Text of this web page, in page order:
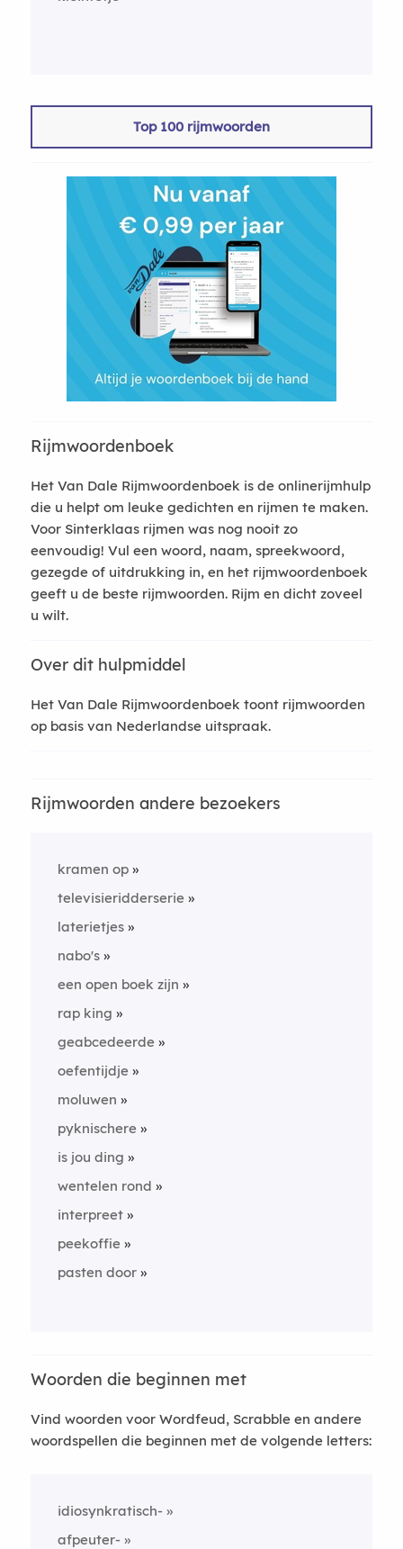
Top 100 rijmwoorden
Rijmwoordenboek
Het Van Dale Rijmwoordenboek is de onlinerijmhulp
die u helpt om leuke gedichten en rijmen te maken.
Voor Sinterklaas rijmen was nog nooit zo
eenvoudig! Vul een woord, naam, spreekwoord,
gezegde of uitdrukking in, en het rijmwoordenboek
geeft u de beste rijmwoorden. Rijm en dicht zoveel
u wilt.
Over dit hulpmiddel
Het Van Dale Rijmwoordenboek toont rijmwoorden
op basis van Nederlandse uitspraak.
Rijmwoorden andere bezoekers
kramen op
televisieridderserie
laterietjes
nabo's
een open boek zijn
rap king
geabcedeerde
oefentijdje
moluwen
pyknischere
is jou ding
wentelen rond
interpreet
peekoffie
pasten door
Woorden die beginnen met
Vind woorden voor Wordfeud, Scrabble en andere
woordspellen die beginnen met de volgende letters:
idiosynkratisch-
afpeuter-